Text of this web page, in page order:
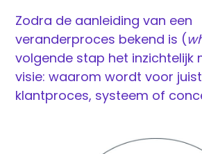
Zodra de aanleiding van een
veranderproces bekend is (
volgende stap het inzichtelijk
visie: waarom wordt voor
klantproces, systeem of